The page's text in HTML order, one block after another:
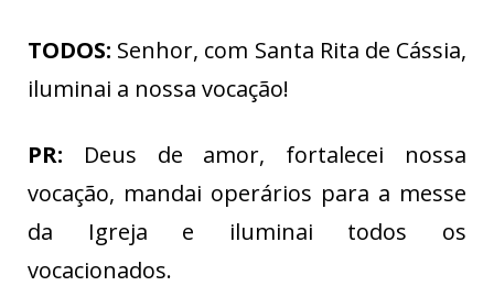
TODOS: Senhor, com Santa Rita de Cássia,
iluminai a nossa vocação!
PR: Deus de amor, fortalecei nossa
vocação, mandai operários para a messe
da Igreja e iluminai todos os
vocacionados.